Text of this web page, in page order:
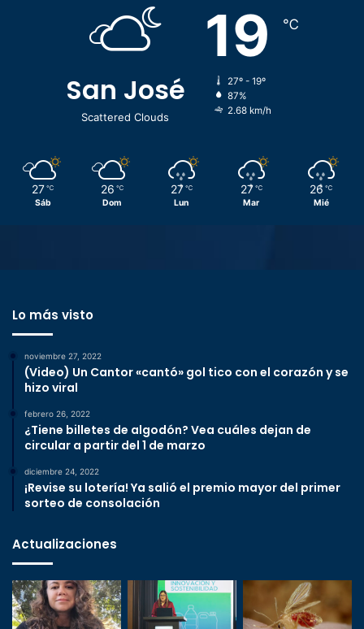
San José
Scattered Clouds
19 ℃
27º - 19º
87%
2.68 km/h
27 ℃
Sáb
26 ℃
Dom
27 ℃
Lun
27 ℃
Mar
26 ℃
Mié
Lo más visto
noviembre 27, 2022
(Video) Un Cantor «cantó» gol tico con el corazón y se
hizo viral
febrero 26, 2022
¿Tiene billetes de algodón? Vea cuáles dejan de
circular a partir del 1 de marzo
diciembre 24, 2022
¡Revise su lotería! Ya salió el premio mayor del primer
sorteo de consolación
Actualizaciones